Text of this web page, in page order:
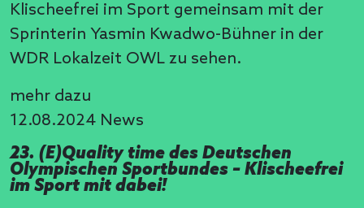
Klischeefrei im Sport gemeinsam mit der
Sprinterin Yasmin Kwadwo-Bühner in der
WDR Lokalzeit OWL zu sehen.
mehr dazu
12.08.2024 News
23. (E)Quality time des Deutschen
Olympischen Sportbundes – Klischeefrei
im Sport mit dabei!